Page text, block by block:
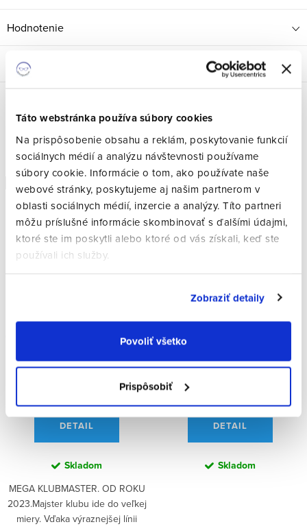
Táto webstránka používa súbory cookies
Na prispôsobenie obsahu a reklám, poskytovanie funkcií
sociálnych médií a analýzu návštevnosti používame
súbory cookie. Informácie o tom, ako používate naše
webové stránky, poskytujeme aj našim partnerom v
oblasti sociálnych médií, inzercie a analýzy. Títo partneri
môžu príslušné informácie skombinovať s ďalšími údajmi,
ktoré ste im poskytli alebo ktoré od vás získali, keď ste
používali ich služby.
Zobraziť detaily
Povoliť všetko
Prispôsobiť
Hodnotenie
Diskusia
Súvisiaci tovar
Ray Ban RB0316 - S Mega
€154,47 bez DPH
€190
DETAIL
Skladom
MEGA KLUBMASTER. OD ROKU
2023.Majster klubu ide do veľkej
miery. Vďaka výraznejšej línii
Ray Ban RB7215 Erik 8256
€101,63 bez DPH
€125
DETAIL
Skladom